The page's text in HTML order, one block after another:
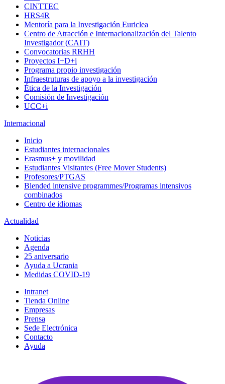
CINTTEC
HRS4R
Mentoría para la Investigación Euriclea
Centro de Atracción e Internacionalización del Talento
Investigador (CAIT)
Convocatorias RRHH
Proyectos I+D+i
Programa propio investigación
Infraestruturas de apoyo a la investigación
Ética de la Investigación
Comisión de Investigación
UCC+i
Internacional
Inicio
Estudiantes internacionales
Erasmus+ y movilidad
Estudiantes Visitantes (Free Mover Students)
Profesores/PTGAS
Blended intensive programmes/Programas intensivos
combinados
Centro de idiomas
Actualidad
Noticias
Agenda
25 aniversario
Ayuda a Ucrania
Medidas COVID-19
Intranet
Tienda Online
Empresas
Prensa
Sede Electrónica
Contacto
Ayuda